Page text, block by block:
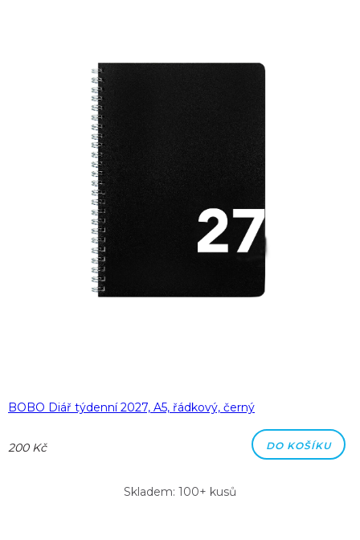
BOBO Diář týdenní 2027, A5, řádkový, černý
200 Kč DO KOŠÍKU
Skladem: 100+ kusů